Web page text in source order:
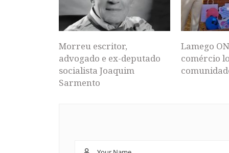
Morreu escritor,
advogado e ex-deputado
socialista Joaquim
Sarmento
Lamego
comércio